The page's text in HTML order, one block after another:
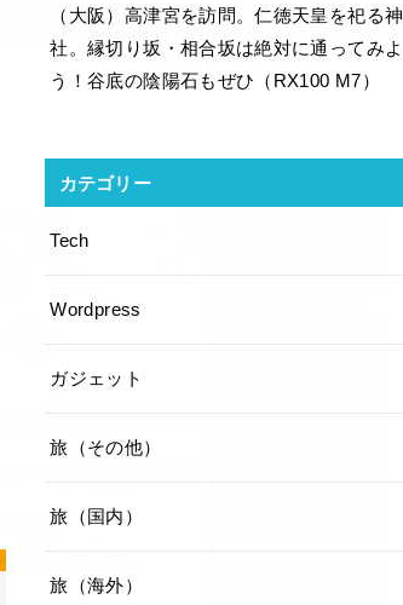
（大阪）高津宮を訪問。仁徳天皇を祀る神
社。縁切り坂・相合坂は絶対に通ってみよ
う！谷底の陰陽石もぜひ（RX100 M7）
カテゴリー
Tech
Wordpress
ガジェット
旅（その他）
旅（国内）
旅（海外）